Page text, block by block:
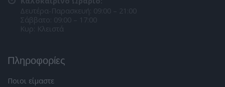
Δευτέρα-Παρασκευή: 09:00 – 21:00
Σάββατο: 09:00 – 17:00
Κυρ: Κλειστά
Πληροφορίες
Ποιοι είμαστε